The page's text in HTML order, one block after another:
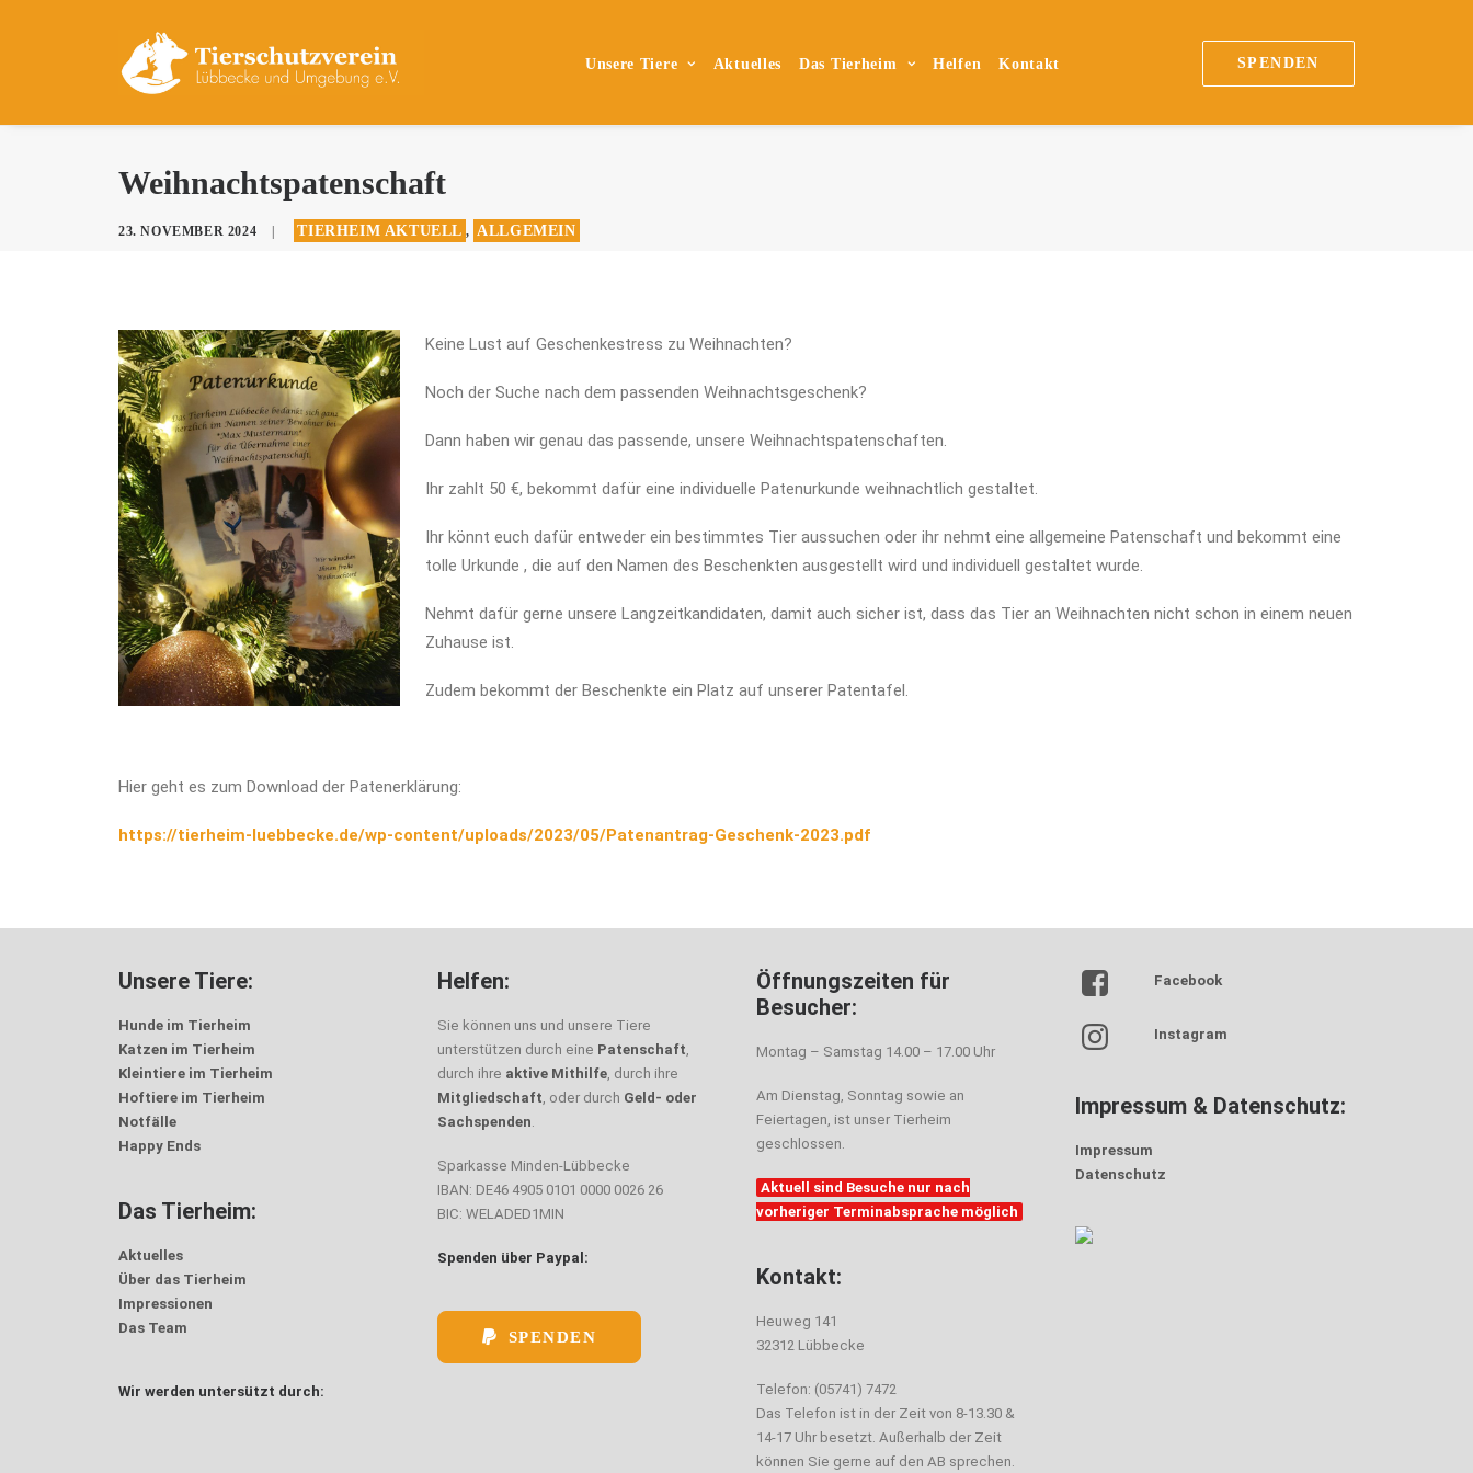
Unsere Tiere Aktuelles Das Tierheim Helfen Kontakt SPENDEN
Weihnachtspatenschaft
23. NOVEMBER 2024 TIERHEIM AKTUELL , ALLGEMEIN
Keine Lust auf Geschenkestress zu Weihnachten?
Noch der Suche nach dem passenden Weihnachtsgeschenk?
Dann haben wir genau das passende, unsere Weihnachtspatenschaften.
Ihr zahlt 50 €, bekommt dafür eine individuelle Patenurkunde weihnachtlich gestaltet.
Ihr könnt euch dafür entweder ein bestimmtes Tier aussuchen oder ihr nehmt eine allgemeine Patenschaft und bekommt eine
tolle Urkunde , die auf den Namen des Beschenkten ausgestellt wird und individuell gestaltet wurde.
Nehmt dafür gerne unsere Langzeitkandidaten, damit auch sicher ist, dass das Tier an Weihnachten nicht schon in einem neuen
Zuhause ist.
Zudem bekommt der Beschenkte ein Platz auf unserer Patentafel.
Hier geht es zum Download der Patenerklärung:
https://tierheim-luebbecke.de/wp-content/uploads/2023/05/Patenantrag-Geschenk-2023.pdf
Unsere Tiere:
Hunde im Tierheim
Katzen im Tierheim
Kleintiere im Tierheim
Hoftiere im Tierheim
Notfälle
Happy Ends
Das Tierheim:
Aktuelles
Über das Tierheim
Impressionen
Das Team
Wir werden untersützt durch:
Helfen:
Sie können uns und unsere Tiere
unterstützen durch eine Patenschaft,
durch ihre aktive Mithilfe, durch ihre
Mitgliedschaft, oder durch Geld- oder
Sachspenden.
Sparkasse Minden-Lübbecke
IBAN: DE46 4905 0101 0000 0026 26
BIC: WELADED1MIN
Spenden über Paypal:
SPENDEN
Öffnungszeiten für
Besucher:
Montag – Samstag 14.00 – 17.00 Uhr
Am Dienstag, Sonntag sowie an
Feiertagen, ist unser Tierheim
geschlossen.
Aktuell sind Besuche nur nach
vorheriger Terminabsprache möglich
Kontakt:
Heuweg 141
32312 Lübbecke
Telefon: (05741) 7472
Das Telefon ist in der Zeit von 8-13.30 &
14-17 Uhr besetzt. Außerhalb der Zeit
können Sie gerne auf den AB sprechen.
Facebook
Instagram
Impressum & Datenschutz:
Impressum
Datenschutz